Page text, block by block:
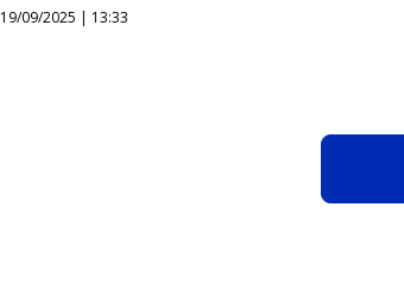
19/09/2025 | 13:33